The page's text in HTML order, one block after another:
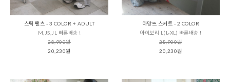
스틱 팬츠 - 3 COLOR + ADULT
M,JS,JL 빠른배송 !
28,900원
20,230원
아망뜨 스커트 - 2 COLOR
아이보리 L(L-XL) 빠른배송 !
28,900원
20,230원